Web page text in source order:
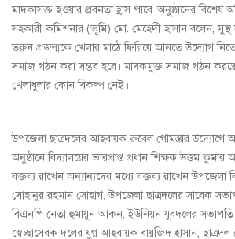
মাদকাসক্ত হওয়ার প্রবনতা হ্রাস পাবে।অনুষ্ঠানের বিশেষ
সহকারী কমিশনার (ভূমি) মো. মেহেদী হাসান বলেন, সুস্থ
তরুন প্রজন্মকে খেলার মাঠে ফিরিয়ে আনতে উদ্যোগ
সমাজ গঠন করা সম্ভব হবে। মাদকমুক্ত সমাজ গঠন করতে
খেলাধুলার কোন বিকল্প নেই।
উপজেলা ছাত্রদলের আহবায়ক রুবেল গোমস্তার উদ্যোগে
অনুষ্ঠানে বিদ্যালয়ের ভারপ্রাপ্ত প্রধান শিক্ষক উত্তম কুমার
বক্তব্য রাখেন অন্যান্যদের মধ্যে বক্তব্য রাখেন উপজেলা
সোহানুর রহমান সোহাগ, উপজেলা ছাত্রদলের সাবেক
বিএনপি নেতা হুমায়ুন আকন, ইউনিয়ন যুবদলের সভাপতি
স্বেচ্ছাসেবক দলের যুগ্ন আহবায়ক বায়জিদ হাসান,